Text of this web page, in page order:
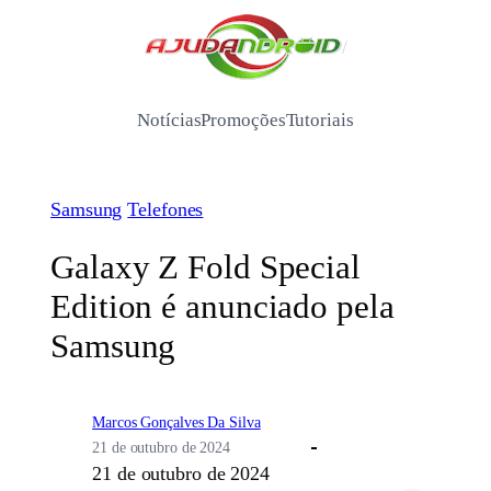
/
NotíciasPromoçõesTutoriais
Samsung Telefones
Galaxy Z Fold Special
Edition é anunciado pela
Samsung
Marcos Gonçalves Da Silva
21 de outubro de 2024
21 de outubro de 2024